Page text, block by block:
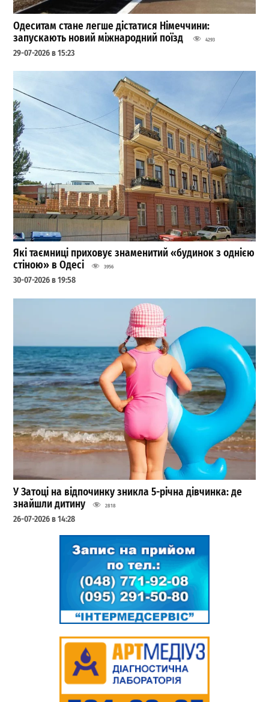
Одеситам стане легше дістатися Німеччини:
запускають новий міжнародний поїзд
4293
29-07-2026 в 15:23
Які таємниці приховує знаменитий «будинок з однією
стіною» в Одесі
3956
30-07-2026 в 19:58
У Затоці на відпочинку зникла 5-річна дівчинка: де
знайшли дитину
2818
26-07-2026 в 14:28